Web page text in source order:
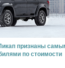
признаны
по стоимости